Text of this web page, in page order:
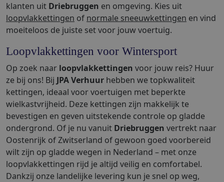
klanten uit Driebruggen en omgeving. Kies uit
loopvlakkettingen of normale sneeuwkettingen en vind
moeiteloos de juiste set voor jouw voertuig.
Loopvlakkettingen voor Wintersport
Op zoek naar loopvlakkettingen voor jouw reis? Huur
ze bij ons! Bij JPA Verhuur hebben we topkwaliteit
kettingen, ideaal voor voertuigen met beperkte
wielkastvrijheid. Deze kettingen zijn makkelijk te
bevestigen en geven uitstekende controle op gladde
ondergrond. Of je nu vanuit Driebruggen vertrekt naar
Oostenrijk of Zwitserland of gewoon goed voorbereid
wilt zijn op gladde wegen in Nederland – met onze
loopvlakkettingen rijd je altijd veilig en comfortabel.
Dankzij onze landelijke levering kun je snel op weg,